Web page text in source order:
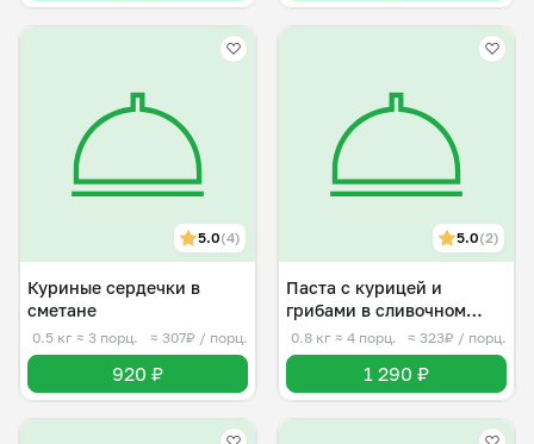
5.0(4)
Куриные сердечки в
сметане
0.5 кг ≈ 3 порц. ≈ 307₽ / порц.
920 ₽
5.0(2)
Паста с курицей и
грибами в сливочном
соусе
0.8 кг ≈ 4 порц. ≈ 323₽ / порц.
1 290 ₽